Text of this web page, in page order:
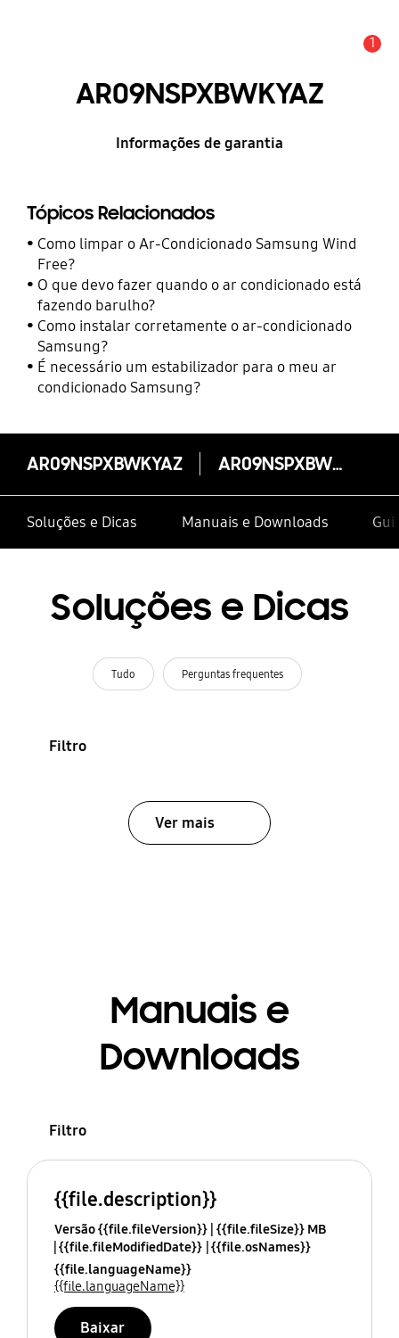
1
AR09NSPXBWKYAZ
Informações de garantia
Tópicos Relacionados
Como limpar o Ar-Condicionado Samsung Wind
Free?
O que devo fazer quando o ar condicionado está
fazendo barulho?
Como instalar corretamente o ar-condicionado
Samsung?
É necessário um estabilizador para o meu ar
condicionado Samsung?
AR09NSPXBWKYAZ AR09NSPXBWKYAZ
Soluções e Dicas Manuais e Downloads
Soluções e Dicas
Tudo Perguntas frequentes
Filtro
Ver mais
Manuais e
Downloads
Filtro
{{file.description}}
Versão {{file.fileVersion}} {{file.fileSize}} MB
{{file.fileModifiedDate}} {{file.osNames}}
{{file.languageName}}
{{file.languageName}}
Baixar